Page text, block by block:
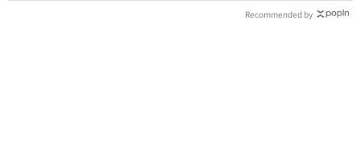
Recommended by